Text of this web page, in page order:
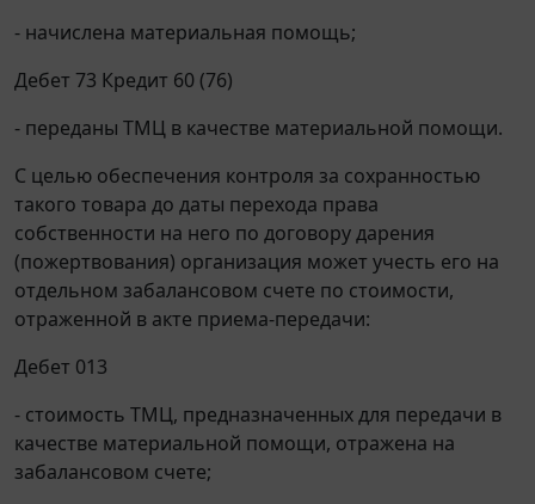
- начислена материальная помощь;
Дебет 73 Кредит 60 (76)
- переданы ТМЦ в качестве материальной помощи.
С целью обеспечения контроля за сохранностью
такого товара до даты перехода права
собственности на него по договору дарения
(пожертвования) организация может учесть его на
отдельном забалансовом счете по стоимости,
отраженной в акте приема-передачи:
Дебет 013
- стоимость ТМЦ, предназначенных для передачи в
качестве материальной помощи, отражена на
забалансовом счете;